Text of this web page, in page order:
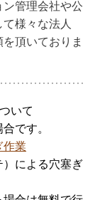
管理会社や公
様々な法人
頂いておりま
いて
です。
作業
による穴塞ぎ